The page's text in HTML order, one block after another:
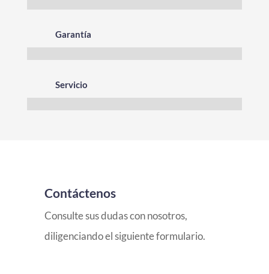
Garantía
Servicio
Contáctenos
Consulte sus dudas con nosotros,
diligenciando el siguiente formulario.